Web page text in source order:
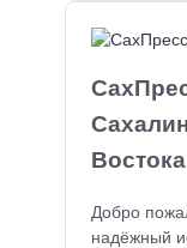
Востока
Добро
надёжный